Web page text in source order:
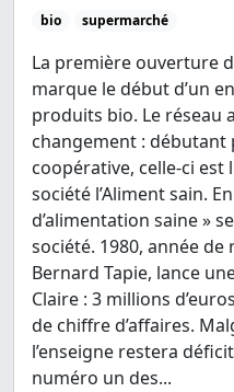
bio supermarché
La première ouverture
marque le début d’un
produits bio. Le réseau
changement : débutant
coopérative, celle-ci est
société l’Aliment sain.
d’alimentation saine »
société. 1980, année
Bernard Tapie, lance
Claire : 3 millions
de chiffre d’affaires.
l’enseigne restera
numéro un des...